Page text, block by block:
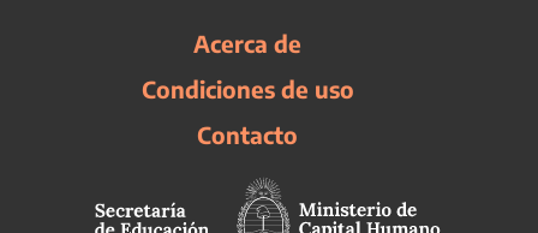
Acerca de
Condiciones de uso
Contacto